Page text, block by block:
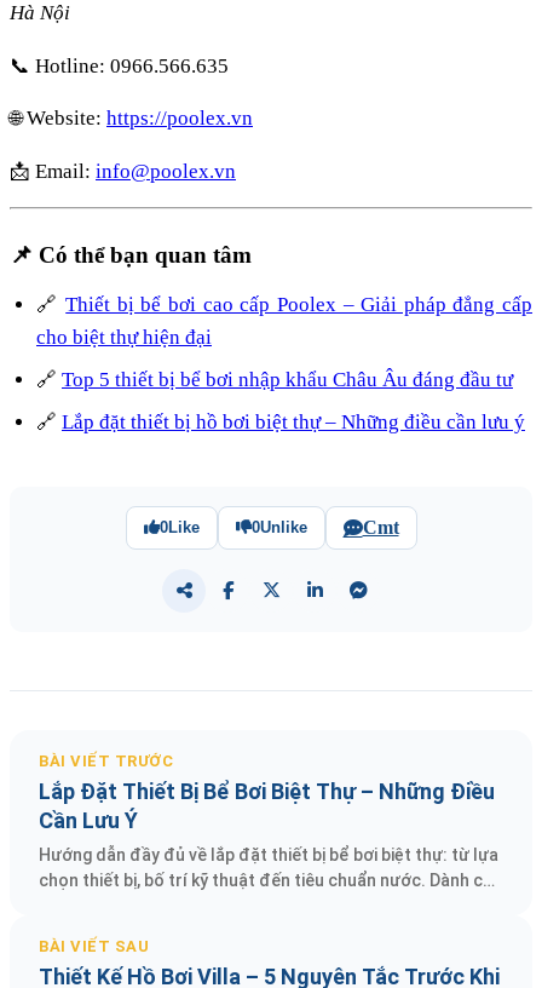
Hà Nội
📞 Hotline: 0966.566.635
🌐 Website: https://poolex.vn
📩 Email: info@poolex.vn
📌 Có thể bạn quan tâm
🔗Thiết bị bể bơi cao cấp Poolex – Giải pháp đẳng cấp
cho biệt thự hiện đại
🔗 Top 5 thiết bị bể bơi nhập khẩu Châu Âu đáng đầu tư
🔗 Lắp đặt thiết bị hồ bơi biệt thự – Những điều cần lưu ý
0Like 0Unlike Cmt
BÀI VIẾT TRƯỚC
Lắp Đặt Thiết Bị Bể Bơi Biệt Thự – Những Điều
Cần Lưu Ý
Hướng dẫn đầy đủ về lắp đặt thiết bị bể bơi biệt thự: từ lựa
chọn thiết bị, bố trí kỹ thuật đến tiêu chuẩn nước. Dành cho
BÀI VIẾT SAU
Thiết Kế Hồ Bơi Villa – 5 Nguyên Tắc Trước Khi